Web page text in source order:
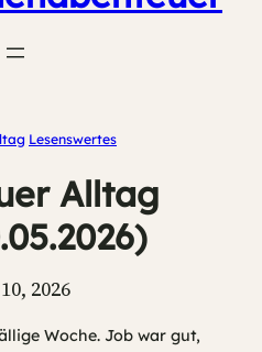
Lesenswertes
Alltag
2026
Woche. Job war gut,